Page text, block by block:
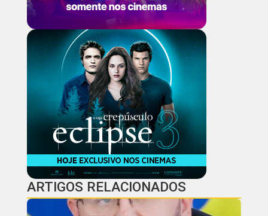
ARTIGOS RELACIONADOS